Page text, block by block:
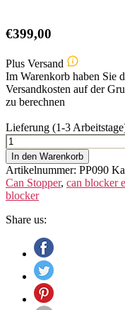
€399,00
Plus Versand
Im Warenkorb haben Sie
Versandkosten auf der
zu berechnen
Lieferung (1-3
Gearbox
OBD
Emulator
for
AUDI
R8
–
Menge
In den Warenkorb
Artikelnummer: PP090
Can Stopper, can blocker
blocker
Share us: